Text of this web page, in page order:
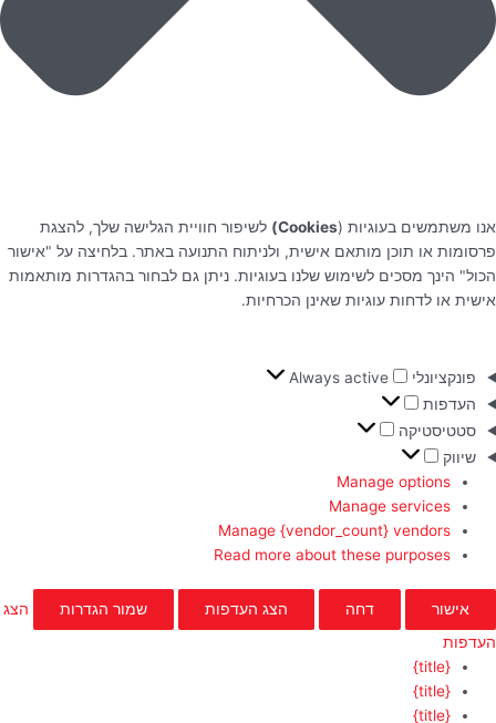
אנו משתמשים בעוגיות (Cookies)
לשיפור חוויית הגלישה שלך, להצגת
פרסומות או תוכן מותאם אישית, ולניתוח התנועה באתר. בלחיצה על "אישור
הכול" הינך מסכים לשימוש שלנו בעוגיות. ניתן גם לבחור בהגדרות מותאמות
אישית או לדחות עוגיות שאינן הכרחיות.
פונקציונלי
Always active
העדפות
סטטיסטיקה
שיווק
Manage options
Manage services
Manage {vendor_count} vendors
Read more about these purposes
אישור דחה הצג העדפות שמור הגדרות
הצג
העדפות
{title}
{title}
{title}